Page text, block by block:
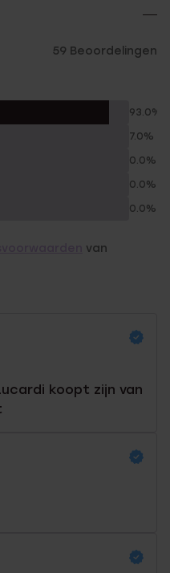
59 Beoordelingen
93.0%
7.0%
0.0%
0.0%
0.0%
van
koopt zijn van